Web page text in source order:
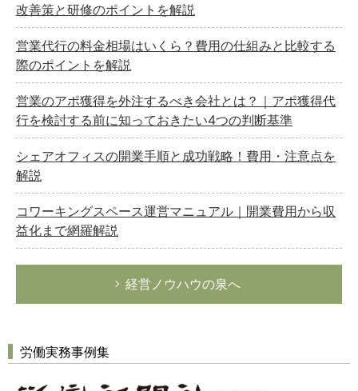
改善策と研修のポイントを解説
営業代行の料金相場はいくら？費用の仕組みと比較する
際のポイントを解説
営業のアポ獲得を外注するべき会社とは？｜アポ獲得代
行を検討する前に知っておきたい4つの判断基準
シェアオフィスの開業手順と成功戦略！費用・注意点を
解説
コワーキングスペース運営マニュアル｜開業費用から収
益化まで網羅解説
経営ノウハウの泉へ
労働実務事例集